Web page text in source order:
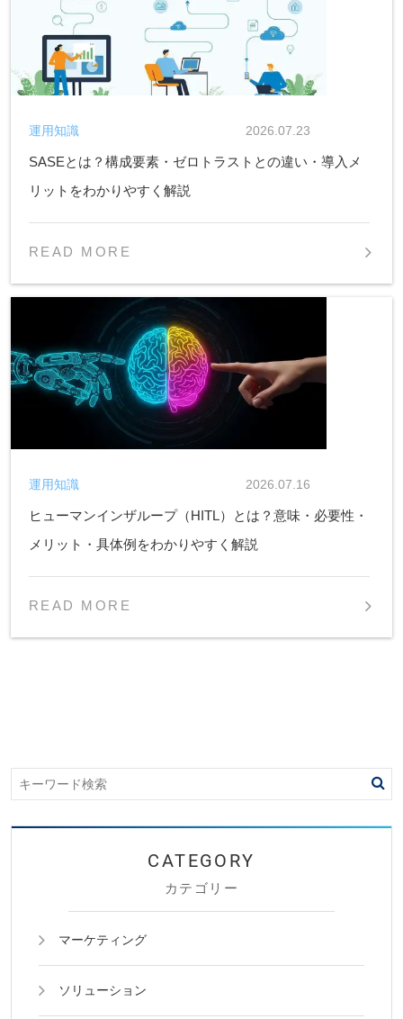
SASEとは？構成要素・ゼロトラストとの違い・導入メ
リットをわかりやすく解説
2026.07.23
運用知識
READ MORE
ヒューマンインザループ（HITL）とは？意味・必要性・
メリット・具体例をわかりやすく解説
2026.07.16
運用知識
READ MORE
カテゴリー
マーケティング
ソリューション